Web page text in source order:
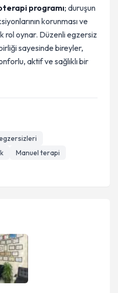
programı; duruşun
korunması ve
rol oynar. Düzenli egzersiz
sayesinde bireyler,
aktif ve sağlıklı bir
Manuel terapi